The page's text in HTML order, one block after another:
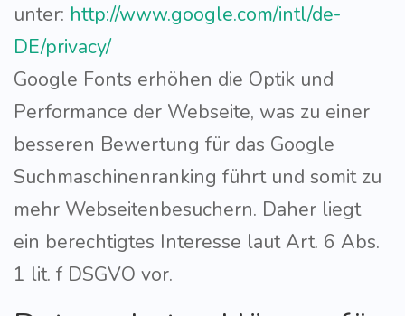
unter: http://www.google.com/intl/de-
DE/privacy/
Google Fonts erhöhen die Optik und
Performance der Webseite, was zu einer
besseren Bewertung für das Google
Suchmaschinenranking führt und somit zu
mehr Webseitenbesuchern. Daher liegt
ein berechtigtes Interesse laut Art. 6 Abs.
1 lit. f DSGVO vor.